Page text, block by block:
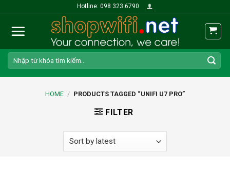
content
Hotline: 098 323 6790
Search
for:
HOME / PRODUCTS TAGGED “UNIFI U7 PRO”
FILTER